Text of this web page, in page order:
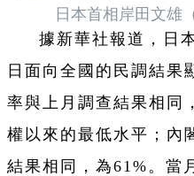
日本首相岸田文雄
據新華社報道，日
日面向全國的民調結果
率與上月調查結果相同
權以來的最低水平；內
結果相同，為61%。當